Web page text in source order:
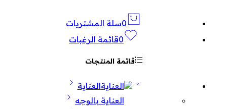
0سلة المشتريات
0قائمة الرغبات
قائمة المنتجات
العناية
العناية بالوجه